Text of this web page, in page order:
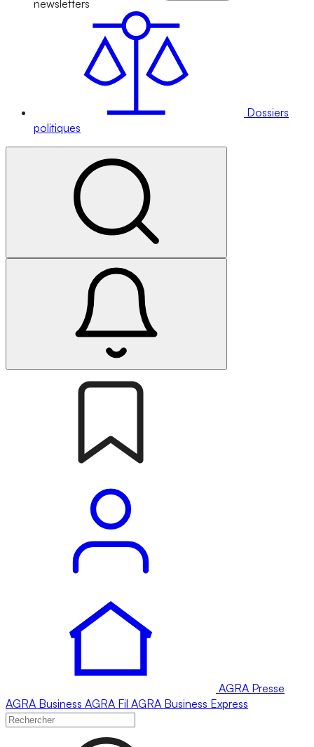
newsletters
Dossiers
politiques
AGRA Presse
AGRA Business AGRA Fil AGRA Business Express